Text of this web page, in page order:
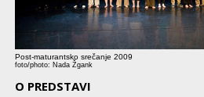
Post-maturantsko srečanje 2009
foto/photo: Nada Žgank
O PREDSTAVI